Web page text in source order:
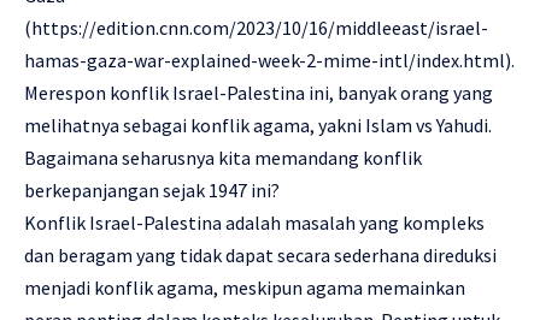
(https://edition.cnn.com/2023/10/16/middleeast/israel-
hamas-gaza-war-explained-week-2-mime-intl/index.html).
Merespon konflik Israel-Palestina ini, banyak orang yang
melihatnya sebagai konflik agama, yakni Islam vs Yahudi.
Bagaimana seharusnya kita memandang konflik
berkepanjangan sejak 1947 ini?
Konflik Israel-Palestina adalah masalah yang kompleks
dan beragam yang tidak dapat secara sederhana direduksi
menjadi konflik agama, meskipun agama memainkan